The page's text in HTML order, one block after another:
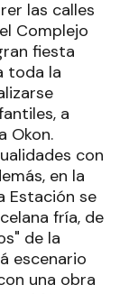
las calles
Complejo
fiesta
toda la
a
Okon.
con
en la
Estación se
fría, de
de la
escenario
una obra